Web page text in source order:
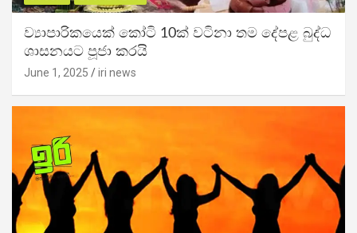
ව්‍යාපාරිකයෙක් කෝටි 10ක් වටිනා තම දේපළ බුද්ධ
ශාසනයට පූජා කරයි
June 1, 2025 iri news